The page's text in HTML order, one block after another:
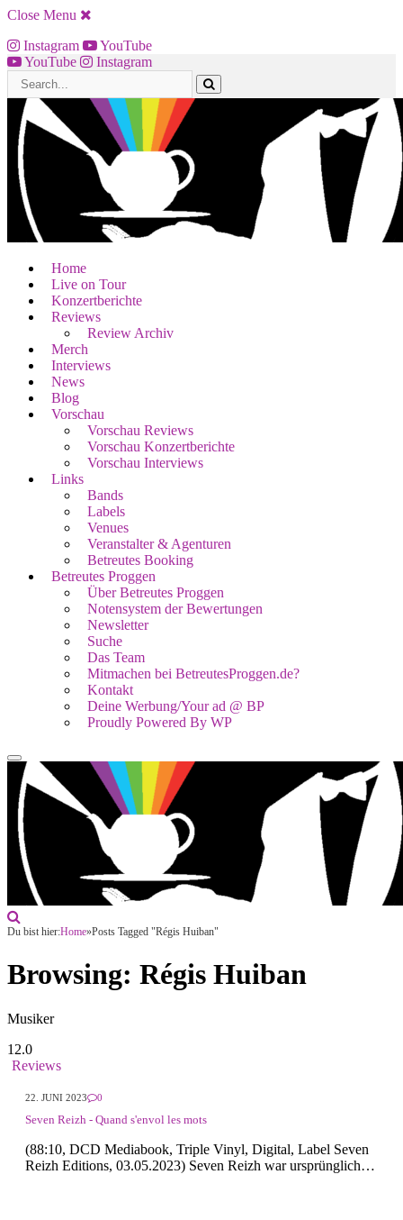
Close Menu
Instagram
YouTube
YouTube
Instagram
Home
Live on Tour
Konzertberichte
Reviews
Review Archiv
Merch
Interviews
News
Blog
Vorschau
Vorschau Reviews
Vorschau Konzertberichte
Vorschau Interviews
Links
Bands
Labels
Venues
Veranstalter & Agenturen
Betreutes Booking
Betreutes Proggen
Über Betreutes Proggen
Notensystem der Bewertungen
Newsletter
Suche
Das Team
Mitmachen bei BetreutesProggen.de?
Kontakt
Deine Werbung/Your ad @ BP
Proudly Powered By WP
Du bist hier:Home»Posts Tagged "Régis Huiban"
Browsing: Régis Huiban
Musiker
12.0
Reviews
22. JUNI 2023 0
Seven Reizh - Quand s'envol les mots
(88:10, DCD Mediabook, Triple Vinyl, Digital, Label Seven
Reizh Editions, 03.05.2023) Seven Reizh war ursprünglich…